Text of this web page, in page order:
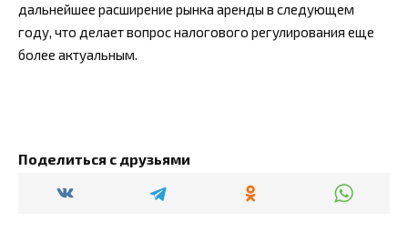
дальнейшее расширение рынка аренды в следующем
году, что делает вопрос налогового регулирования еще
более актуальным.
Поделиться с друзьями